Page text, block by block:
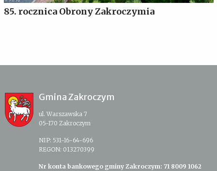
85. rocznica Obrony Zakroczymia
Gmina Zakroczym
ul. Warszawska 7
05-170 Zakroczym
NIP: 531-16-64-696
REGON: 013270399
Nr konta bankowego gminy Zakroczym: 71 8009 1062